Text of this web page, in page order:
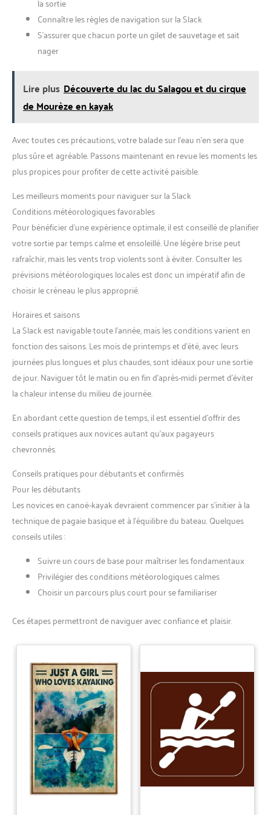
Connaître les règles de navigation sur la Slack
S’assurer que chacun porte un gilet de sauvetage et sait
nager
Lire plus Découverte du lac du Salagou et du cirque
de Mourèze en kayak
Avec toutes ces précautions, votre balade sur l’eau n’en sera que
plus sûre et agréable. Passons maintenant en revue les moments les
plus propices pour profiter de cette activité paisible.
Les meilleurs moments pour naviguer sur la Slack
Conditions météorologiques favorables
Pour bénéficier d’une expérience optimale, il est conseillé de planifier
votre sortie par temps calme et ensoleillé. Une légère brise peut
rafraîchir, mais les vents trop violents sont à éviter. Consulter les
prévisions météorologiques locales est donc un impératif afin de
choisir le créneau le plus approprié.
Horaires et saisons
La Slack est navigable toute l’année, mais les conditions varient en
fonction des saisons. Les mois de printemps et d’été, avec leurs
journées plus longues et plus chaudes, sont idéaux pour une sortie
de jour. Naviguer tôt le matin ou en fin d’après-midi permet d’éviter
la chaleur intense du milieu de journée.
En abordant cette question de temps, il est essentiel d’offrir des
conseils pratiques aux novices autant qu’aux pagayeurs
chevronnés.
Conseils pratiques pour débutants et confirmés
Pour les débutants
Les novices en canoë-kayak devraient commencer par s’initier à la
technique de pagaie basique et à l’équilibre du bateau. Quelques
conseils utiles :
Suivre un cours de base pour maîtriser les fondamentaux
Privilégier des conditions météorologiques calmes
Choisir un parcours plus court pour se familiariser
Ces étapes permettront de naviguer avec confiance et plaisir.